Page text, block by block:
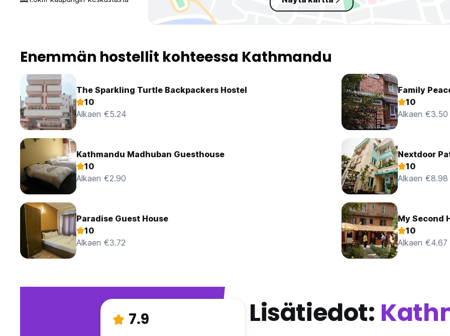
Enemmän hostellit kohteessa Kathmandu
The Sparkling Turtle Backpackers Hostel
10
Alkaen €5.24
Family
10
Alkaen €3.50
Kathmandu Madhuban Guesthouse
10
Alkaen €2.90
Nextdoor
10
Alkaen €8.98
Paradise Guest House
10
Alkaen €3.72
My Second
10
Alkaen €4.67
7.9 Lisätiedot: